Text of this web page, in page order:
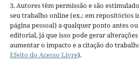
3. Autores têm permissão e são
seu trabalho online (ex.: em repositórios
página pessoal) a qualquer ponto antes
editorial, já que isso pode gerar
aumentar o impacto e a citação do
Efeito do Acesso Livre).